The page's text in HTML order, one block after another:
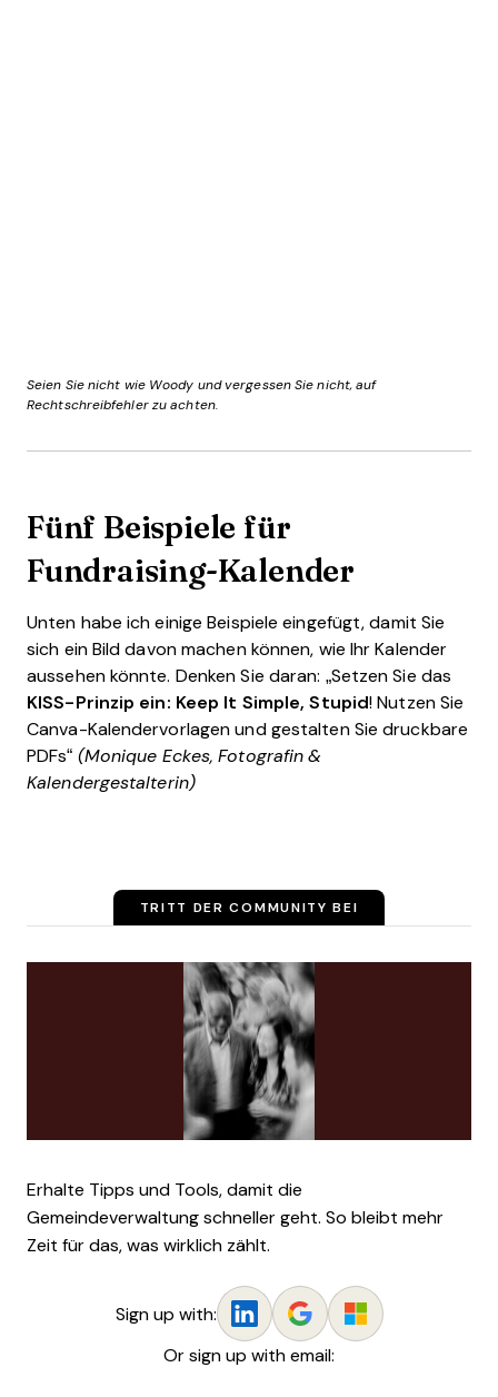
Seien Sie nicht wie Woody und vergessen Sie nicht, auf
Rechtschreibfehler zu achten.
Fünf Beispiele für
Fundraising-Kalender
Unten habe ich einige Beispiele eingefügt, damit Sie
sich ein Bild davon machen können, wie Ihr Kalender
aussehen könnte. Denken Sie daran: „Setzen Sie das
KISS-Prinzip ein: Keep It Simple, Stupid! Nutzen Sie
Canva-Kalendervorlagen und gestalten Sie druckbare
PDFs“ (Monique Eckes,Fotografin &
Kalendergestalterin)
TRITT DER COMMUNITY BEI
Erhalte Tipps und Tools, damit die
Gemeindeverwaltung schneller geht. So bleibt mehr
Zeit für das, was wirklich zählt.
Sign up with:
Or sign up with email: